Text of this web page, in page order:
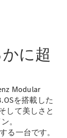
に超
Modular
を搭載した
して美しさと
。
る一台です。